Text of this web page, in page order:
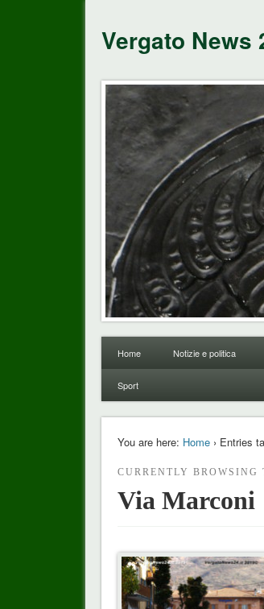
Vergato News
Home Notizie e politica
Sport
You are here: Home› Entries
CURRENTLY BROWSING
Via Marconi